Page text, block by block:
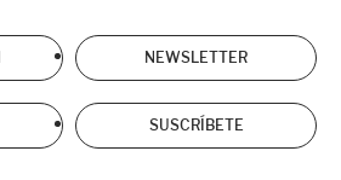
NEWSLETTER
SUSCRÍBETE